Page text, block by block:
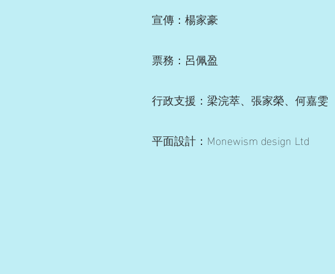
宣傳：楊家豪
票務：呂佩盈
行政支援：梁浣萃、張家榮、何嘉雯
平面設計：Monewism design Ltd